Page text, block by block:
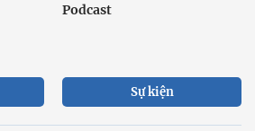
Podcast
Sự kiện